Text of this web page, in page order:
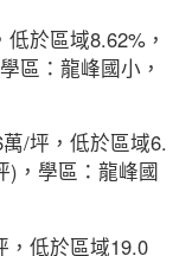
於區域8.62%，
區：龍峰國小，
/坪，低於區域6.
)，學區：龍峰國
，低於區域19.0